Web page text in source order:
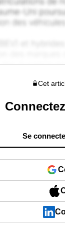
Cet
Se